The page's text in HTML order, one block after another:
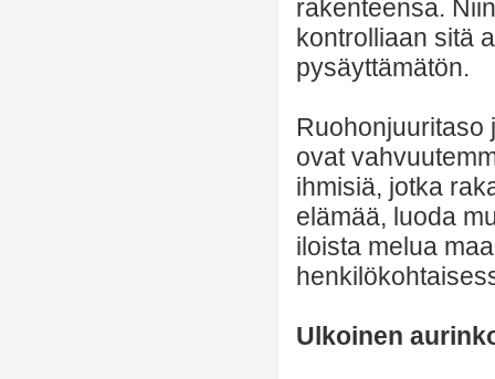
rakenteensa.
kontrolliaan sitä
pysäyttämätön.
ovat
ihmisiä, jotka
elämää, luoda
iloista melua
Ulkoinen